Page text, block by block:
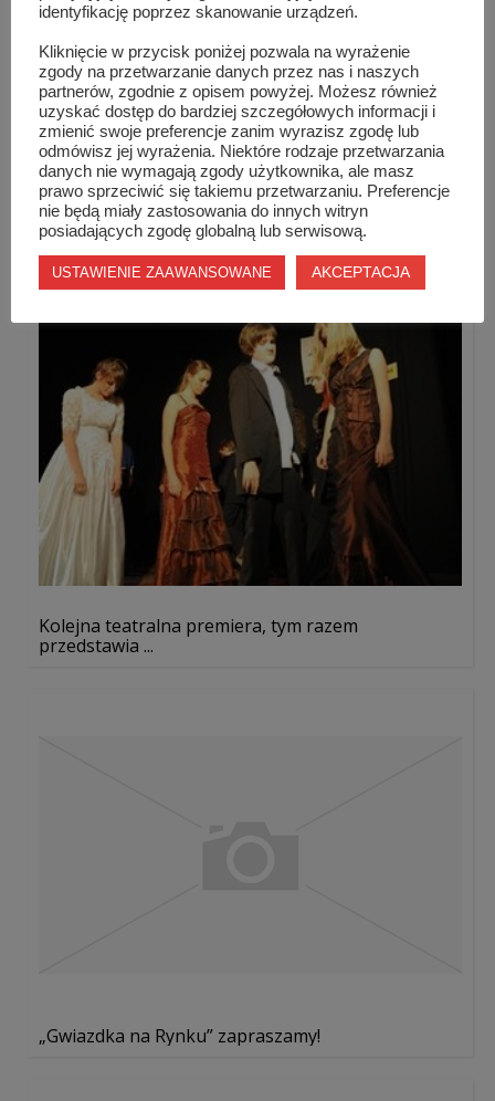
Podobne wpisy
Kolejna teatralna premiera, tym razem
przedstawia ...
„Gwiazdka na Rynku” zapraszamy!
identyfikację poprzez skanowanie urządzeń.
Kliknięcie w przycisk poniżej pozwala na wyrażenie
zgody na przetwarzanie danych przez nas i naszych
partnerów, zgodnie z opisem powyżej. Możesz również
uzyskać dostęp do bardziej szczegółowych informacji i
zmienić swoje preferencje zanim wyrazisz zgodę lub
odmówisz jej wyrażenia. Niektóre rodzaje przetwarzania
danych nie wymagają zgody użytkownika, ale masz
prawo sprzeciwić się takiemu przetwarzaniu. Preferencje
nie będą miały zastosowania do innych witryn
posiadających zgodę globalną lub serwisową.
USTAWIENIE ZAAWANSOWANE AKCEPTACJA